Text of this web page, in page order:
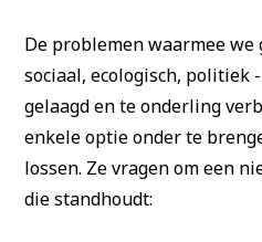
De problemen waarmee
sociaal, ecologisch, politiek
gelaagd en te onderling
enkele optie onder te
lossen. Ze vragen om een
die standhoudt: